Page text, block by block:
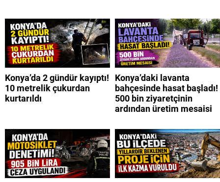
Konya’da 2 gündür kayıptı!
10 metrelik çukurdan
kurtarıldı
Konya’daki lavanta
bahçesinde hasat başladı!
500 bin ziyaretçinin
ardından üretim mesaisi